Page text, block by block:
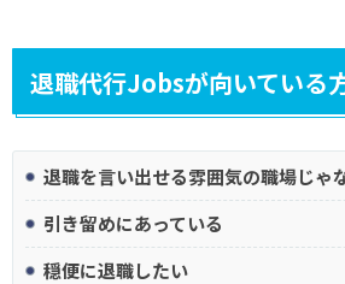
退職代行Jobsが向いている
退職を言い出せる雰囲気の職場じゃ
引き留めにあっている
穏便に退職したい